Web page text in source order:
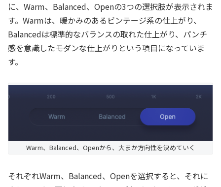
に、Warm、Balanced、Openの3つの選択肢が表示されま
す。Warmは、暖かみのあるビンテージ系の仕上がり、
Balancedは標準的なバランスの取れた仕上がり、パンチ
感を意識したモダンな仕上がりという項目になっていま
す。
Warm、Balanced、Openから、大まか方向性を決めていく
それぞれWarm、Balanced、Openを選択すると、それに